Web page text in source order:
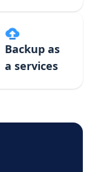
Backup as
a services